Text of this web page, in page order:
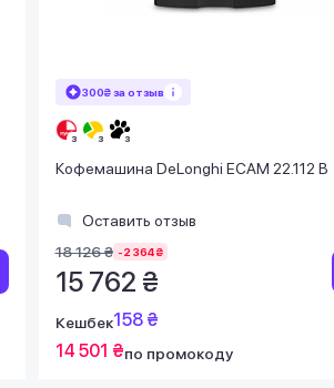
300₴ за отзыв
Кофемашина DeLonghi ECAM 22.112 B
Оставить отзыв
18 126 ₴ -2 364 ₴
15 762 ₴
Кешбек158 ₴
14 501 ₴по промокоду